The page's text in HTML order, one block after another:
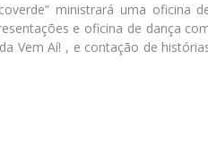
ministrará uma oficina
e oficina de dança
Vem Aí! , e contação de